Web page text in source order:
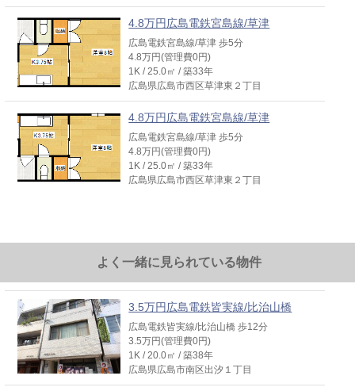
4.8万円広島電鉄宮島線/草津
広島電鉄宮島線/草津 歩5分
4.8万円(管理費0円)
1K / 25.0㎡ / 築33年
広島県広島市西区草津東２丁目
4.8万円広島電鉄宮島線/草津
広島電鉄宮島線/草津 歩5分
4.8万円(管理費0円)
1K / 25.0㎡ / 築33年
広島県広島市西区草津東２丁目
よく一緒に見られている物件
3.5万円広島電鉄皆実線/比治山橋
広島電鉄皆実線/比治山橋 歩12分
3.5万円(管理費0円)
1K / 20.0㎡ / 築38年
広島県広島市南区出汐１丁目